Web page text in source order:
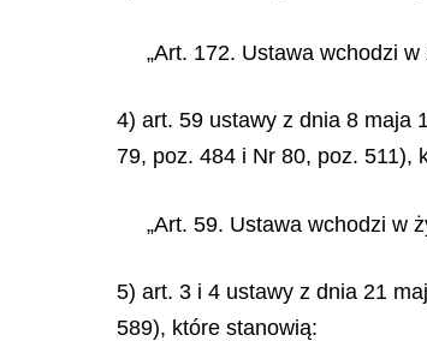
„Art. 172. Ustawa wchodzi
4) art. 59 ustawy z dnia 8 maja
79, poz. 484 i Nr 80, poz. 511),
„Art. 59. Ustawa wchodzi w
5) art. 3 i 4 ustawy z dnia 21
589), które stanowią: